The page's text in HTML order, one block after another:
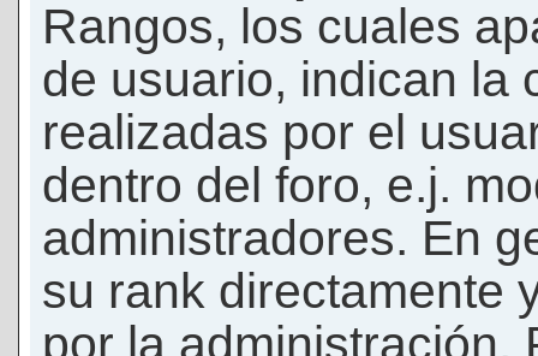
Rangos, los cuales
de usuario, indican la
realizadas por el
dentro del foro, e.j.
administradores. En
su rank directamente
por la administración.